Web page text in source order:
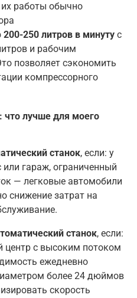
работы обычно
200-250 литров в минуту с
и рабочим
позволяет сэкономить
компрессорного
что лучше для моего
станок, если: у
гараж, ограниченный
— легковые автомобили
снижение затрат на
.
станок, если:
с высоким потоком
ежедневно
более 24 дюймов
скорость